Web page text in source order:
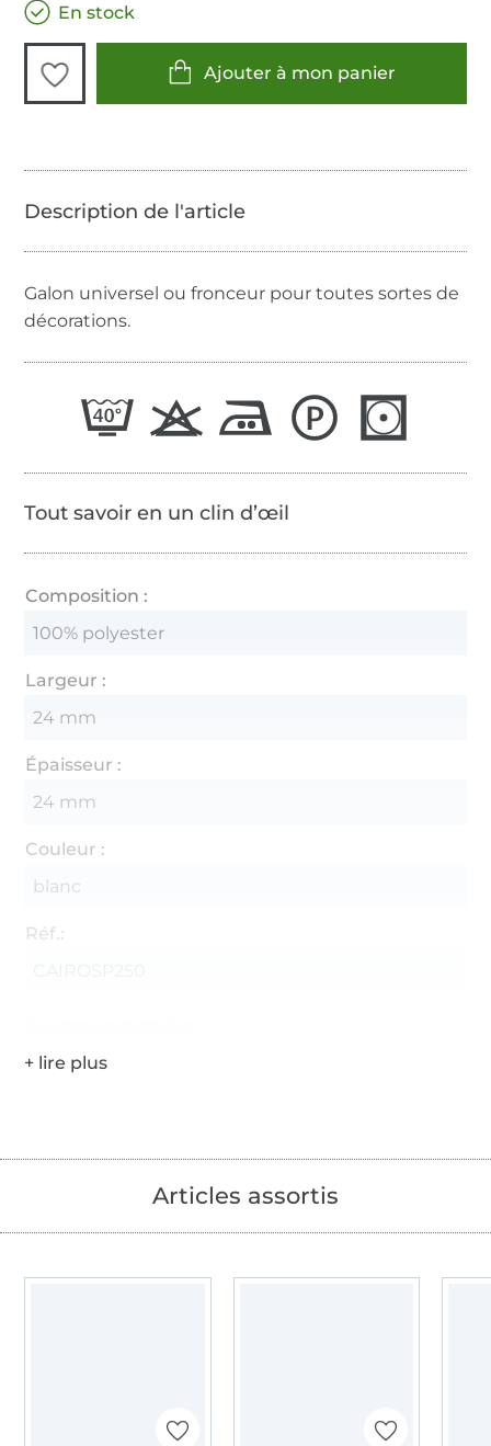
En stock
Ajouter à mon panier
Galon universel ou fronceur pour toutes sortes de
décorations.
Tout savoir en un clin d’œil
Composition :
100% polyester
Largeur :
24 mm
Épaisseur :
24 mm
Couleur :
blanc
Réf.:
Articles assortis